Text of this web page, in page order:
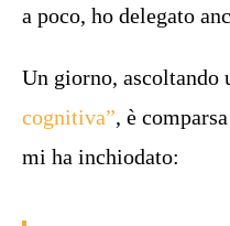
a poco, ho delegato
Un giorno, ascoltando
cognitiva”, è
mi ha inchiodato: